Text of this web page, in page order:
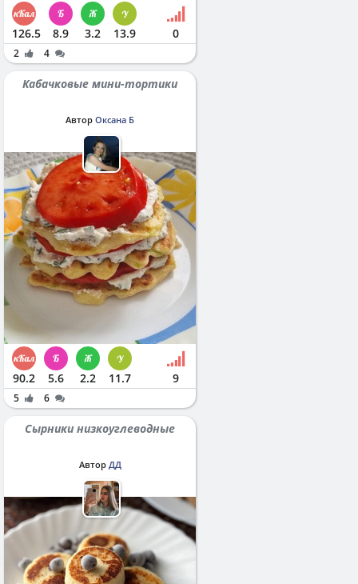
126.5 8.9 3.2 13.9 0
2 4
Кабачковые мини-тортики
Автор Оксана Б
90.2 5.6 2.2 11.7 9
5 6
Сырники низкоуглеводные
Автор ДД